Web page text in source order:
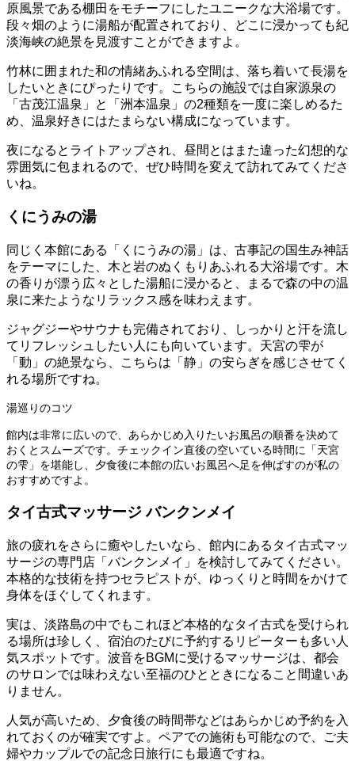
原風景である棚田をモチーフにしたユニークな大浴場です。
段々畑のように湯船が配置されており、どこに浸かっても紀
淡海峡の絶景を見渡すことができますよ。
竹林に囲まれた和の情緒あふれる空間は、落ち着いて長湯を
したいときにぴったりです。こちらの施設では自家源泉の
「古茂江温泉」と「洲本温泉」の2種類を一度に楽しめるた
め、温泉好きにはたまらない構成になっています。
夜になるとライトアップされ、昼間とはまた違った幻想的な
雰囲気に包まれるので、ぜひ時間を変えて訪れてみてくださ
いね。
くにうみの湯
同じく本館にある「くにうみの湯」は、古事記の国生み神話
をテーマにした、木と岩のぬくもりあふれる大浴場です。木
の香りが漂う広々とした湯船に浸かると、まるで森の中の温
泉に来たようなリラックス感を味わえます。
ジャグジーやサウナも完備されており、しっかりと汗を流し
てリフレッシュしたい人にも向いています。天宮の雫が
「動」の絶景なら、こちらは「静」の安らぎを感じさせてく
れる場所ですね。
湯巡りのコツ
館内は非常に広いので、あらかじめ入りたいお風呂の順番を決めて
おくとスムーズです。チェックイン直後の空いている時間に「天宮
の雫」を堪能し、夕食後に本館の広いお風呂へ足を伸ばすのが私の
おすすめですよ。
タイ古式マッサージ バンクンメイ
旅の疲れをさらに癒やしたいなら、館内にあるタイ古式マッ
サージの専門店「バンクンメイ」を検討してみてください。
本格的な技術を持つセラピストが、ゆっくりと時間をかけて
身体をほぐしてくれます。
実は、淡路島の中でもこれほど本格的なタイ古式を受けられ
る場所は珍しく、宿泊のたびに予約するリピーターも多い人
気スポットです。波音をBGMに受けるマッサージは、都会
のサロンでは味わえない至福のひとときになること間違いあ
りません。
人気が高いため、夕食後の時間帯などはあらかじめ予約を入
れておくのが確実ですよ。ペアでの施術も可能なので、ご夫
婦やカップルでの記念日旅行にも最適ですね。